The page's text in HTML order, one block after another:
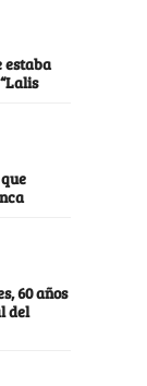
estaba
60 años
del